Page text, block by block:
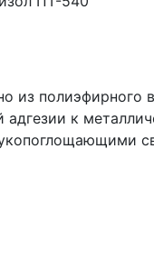
из
адгезии к